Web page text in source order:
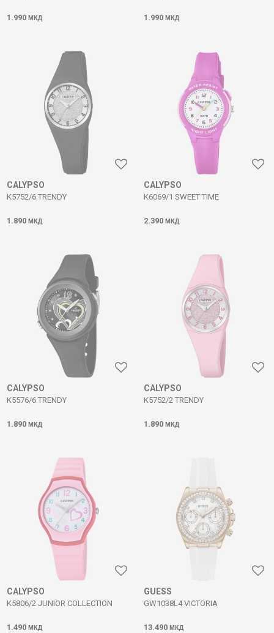
1.990 МКД 1.990 МКД
CALYPSO
K5752/6 TRENDY
1.890 МКД
CALYPSO
K6069/1 SWEET TIME
2.390 МКД
CALYPSO
K5576/6 TRENDY
1.890 МКД
CALYPSO
K5752/2 TRENDY
1.890 МКД
CALYPSO
K5806/2 JUNIOR COLLECTION
1.490 МКД
GUESS
GW1038L4 VICTORIA
13.490 МКД